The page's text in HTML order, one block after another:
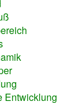
Entwicklung